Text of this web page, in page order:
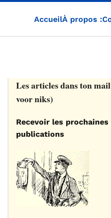
AccueilÀ propos :
Les articles dans ton
voor niks)
Recevoir les prochaines
publications